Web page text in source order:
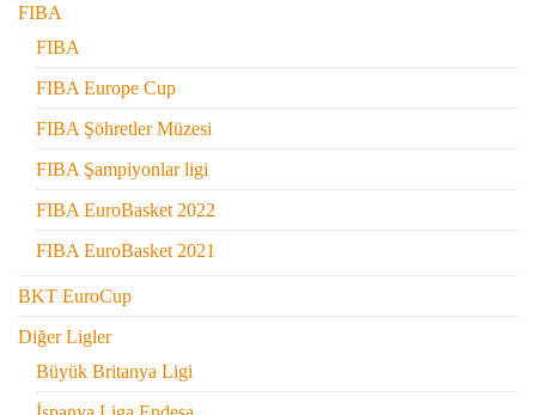
FIBA
FIBA
FIBA Europe Cup
FIBA Şöhretler Müzesi
FIBA Şampiyonlar ligi
FIBA EuroBasket 2022
FIBA EuroBasket 2021
BKT EuroCup
Diğer Ligler
Büyük Britanya Ligi